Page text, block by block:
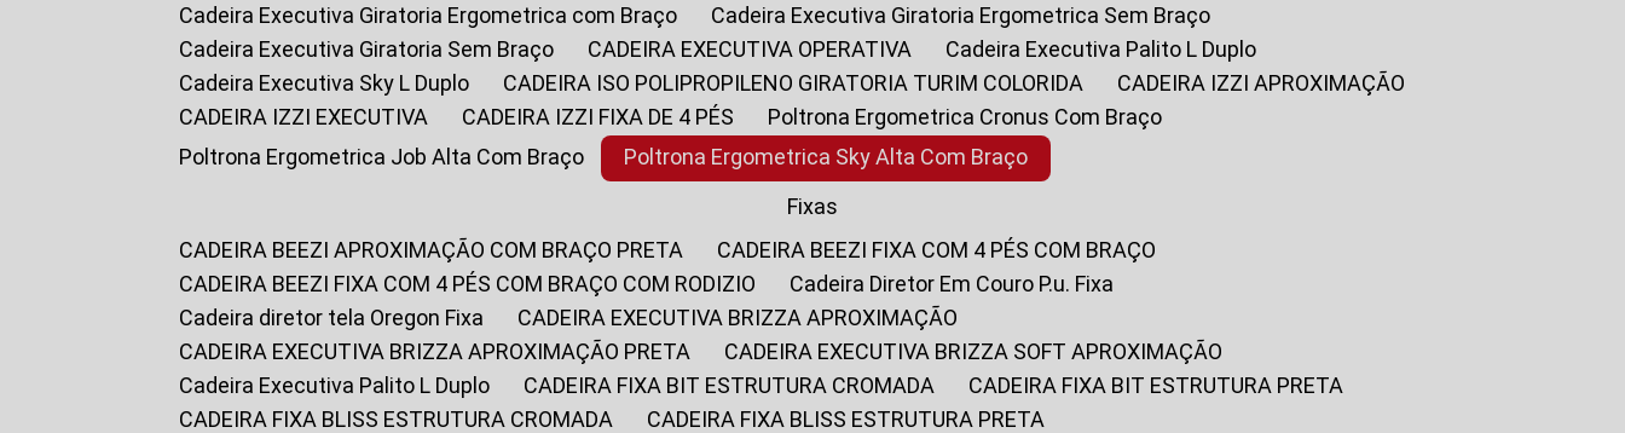
Cadeira Executiva Giratoria Ergometrica com Braço
Cadeira Executiva Giratoria Ergometrica Sem Braço
Cadeira Executiva Giratoria Sem Braço
CADEIRA EXECUTIVA OPERATIVA
Cadeira Executiva Palito L Duplo
Cadeira Executiva Sky L Duplo
CADEIRA ISO POLIPROPILENO GIRATORIA TURIM COLORIDA
CADEIRA IZZI APROXIMAÇÃO
CADEIRA IZZI EXECUTIVA
CADEIRA IZZI FIXA DE 4 PÉS
Poltrona Ergometrica Cronus Com Braço
Poltrona Ergometrica Job Alta Com Braço
Poltrona Ergometrica Sky Alta Com Braço
Fixas
CADEIRA BEEZI APROXIMAÇÃO COM BRAÇO PRETA
CADEIRA BEEZI FIXA COM 4 PÉS COM BRAÇO
CADEIRA BEEZI FIXA COM 4 PÉS COM BRAÇO COM RODIZIO
Cadeira Diretor Em Couro P.u. Fixa
Cadeira diretor tela Oregon Fixa
CADEIRA EXECUTIVA BRIZZA APROXIMAÇÃO
CADEIRA EXECUTIVA BRIZZA APROXIMAÇÃO PRETA
CADEIRA EXECUTIVA BRIZZA SOFT APROXIMAÇÃO
Cadeira Executiva Palito L Duplo
CADEIRA FIXA BIT ESTRUTURA CROMADA
CADEIRA FIXA BIT ESTRUTURA PRETA
CADEIRA FIXA BLISS ESTRUTURA CROMADA
CADEIRA FIXA BLISS ESTRUTURA PRETA